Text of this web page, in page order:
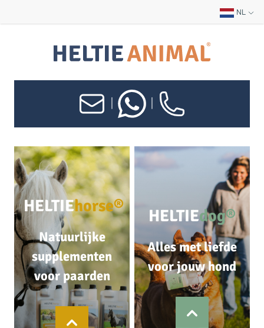
NL
HELTIEhorse®
Natuurlijke
supplementen
voor paarden
HELTIEdog®
Alles met liefde
voor jouw hond